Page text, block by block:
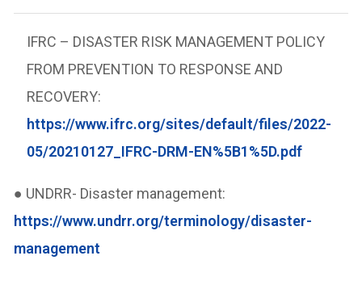
IFRC – DISASTER RISK MANAGEMENT POLICY
FROM PREVENTION TO RESPONSE AND
RECOVERY:
https://www.ifrc.org/sites/default/files/2022-
05/20210127_IFRC-DRM-EN%5B1%5D.pdf
● UNDRR- Disaster management:
https://www.undrr.org/terminology/disaster-
management